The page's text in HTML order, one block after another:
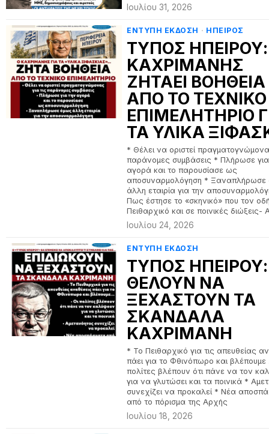
Ιουλίου 31, 2026
ΕΝΤΥΠΗ ΕΚΔΟΣΗ · ΗΠΕΙΡΟΣ
ΤΥΠΟΣ
ΚΑΧΡΙΜΑΝΗΣ
ΖΗΤΑΕΙ ΒΟΗΘΕΙΑ
ΑΠΟ ΤΟ ΤΕΧΝΙΚΟ
ΕΠΙΜΕΛΗΤΗΡΙΟ
ΤΑ ΥΛΙΚΑ
* Θέλει να οριστεί
παράνομες συμβάσεις * Πλήρωσε
αγορά και το παρουσίασε ως
αποσυναρμολόγηση * Ξαναπλήρωσε
άλλη εταιρία για την
Πως έστησε το «σκηνικό» που τον
Πειθαρχικό και σε ποινικές διώξεις-
Ιουλίου 24, 2026
ΕΝΤΥΠΗ ΕΚΔΟΣΗ
ΤΥΠΟΣ ΗΠΕΙΡΟΥ:
ΘΕΛΟΥΝ ΝΑ
ΞΕΧΑΣΤΟΥΝ ΤΑ
ΣΚΑΝΔΑΛΑ
ΚΑΧΡΙΜΑΝΗ
* Το Πειθαρχικό για τις απευθείας
πάει για το Φθινόπωρο και
πολίτες βλέπουν ότι πάνε να τον
για να γλυτώσει και τα ποινικά *
συνεχίζει να προκαλεί * Νέα
από το πόρισμα της Αρχής
Ιουλίου 18, 2026